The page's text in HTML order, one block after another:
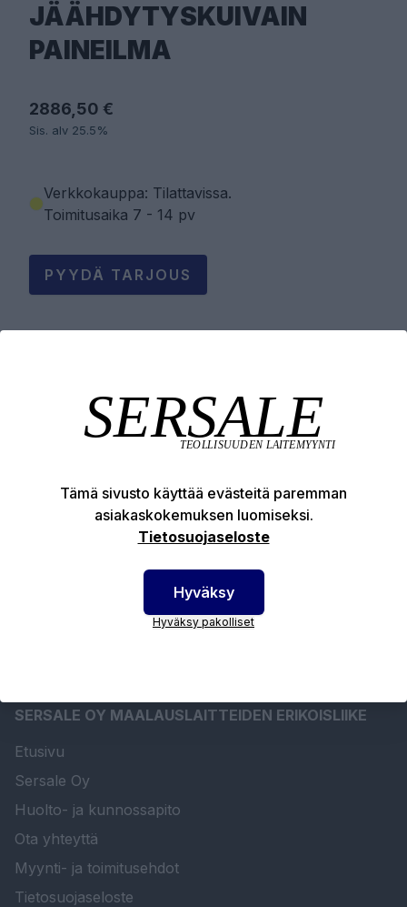
JÄÄHDYTYSKUIVAIN
PAINEILMA
2886,50 €
Sis. alv 25.5%
Verkkokauppa: Tilattavissa.
Toimitusaika 7 - 14 pv
PYYDÄ TARJOUS
Tuotekuvaus
Tekniset edut
Ladattavat tiedostot
SERSALE OY MAALAUSLAITTEIDEN ERIKOISLIIKE
Etusivu
Sersale Oy
Huolto- ja kunnossapito
Ota yhteyttä
Myynti- ja toimitusehdot
Tietosuojaseloste
Tämä sivusto käyttää evästeitä paremman
asiakaskokemuksen luomiseksi.
Tietosuojaseloste
Hyväksy
Hyväksy pakolliset